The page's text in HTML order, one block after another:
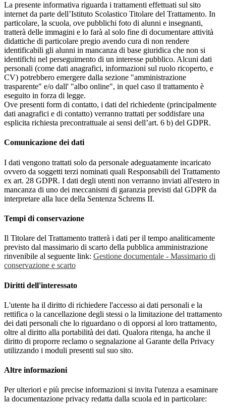
La presente informativa riguarda i trattamenti effettuati sul sito
internet da parte dell’Istituto Scolastico Titolare del Trattamento. In
particolare, la scuola, ove pubblichi foto di alunni e insegnanti,
tratterà delle immagini e lo farà al solo fine di documentare attività
didattiche di particolare pregio avendo cura di non rendere
identificabili gli alunni in mancanza di base giuridica che non si
identifichi nel perseguimento di un interesse pubblico. Alcuni dati
personali (come dati anagrafici, informazioni sul ruolo ricoperto, e
CV) potrebbero emergere dalla sezione "amministrazione
trasparente" e/o dall' "albo online", in quel caso il trattamento è
eseguito in forza di legge.
Ove presenti form di contatto, i dati del richiedente (principalmente
dati anagrafici e di contatto) verranno trattati per soddisfare una
esplicita richiesta precontrattuale ai sensi dell’art. 6 b) del GDPR.
Comunicazione dei dati
I dati vengono trattati solo da personale adeguatamente incaricato
ovvero da soggetti terzi nominati quali Responsabili del Trattamento
ex art. 28 GDPR. I dati degli utenti non verranno inviati all'estero in
mancanza di uno dei meccanismi di garanzia previsti dal GDPR da
interpretare alla luce della Sentenza Schrems II.
Tempi di conservazione
Il Titolare del Trattamento tratterà i dati per il tempo analiticamente
previsto dal massimario di scarto della pubblica amministrazione
rinvenibile al seguente link: Gestione documentale - Massimario di
conservazione e scarto
Diritti dell'interessato
L'utente ha il diritto di richiedere l'accesso ai dati personali e la
rettifica o la cancellazione degli stessi o la limitazione del trattamento
dei dati personali che lo riguardano o di opporsi al loro trattamento,
oltre al diritto alla portabilità dei dati. Qualora ritenga, ha anche il
diritto di proporre reclamo o segnalazione al Garante della Privacy
utilizzando i moduli presenti sul suo sito.
Altre informazioni
Per ulteriori e più precise informazioni si invita l'utenza a esaminare
la documentazione privacy redatta dalla scuola ed in particolare: